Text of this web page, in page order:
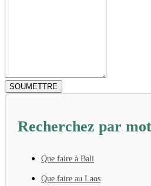
Recherchez par
Que faire à Bali
Que faire au Laos